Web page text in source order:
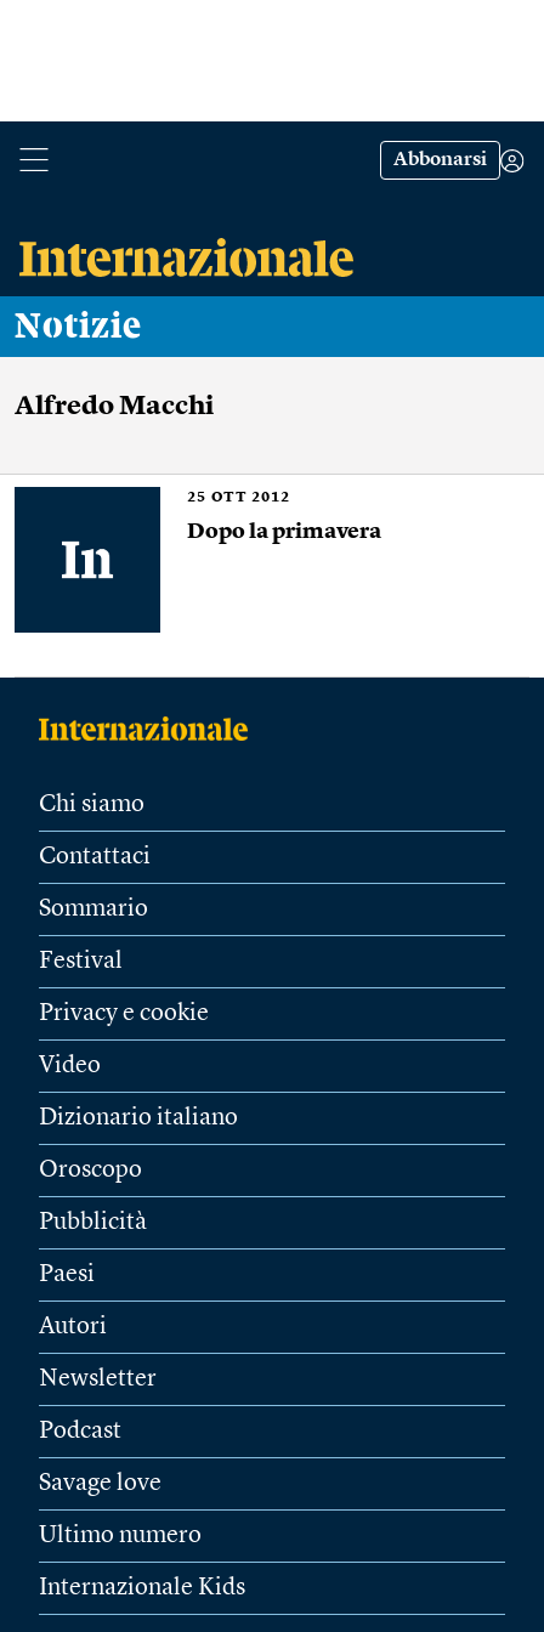
Abbonarsi
Notizie
Alfredo Macchi
25 OTT 2012
Dopo la primavera
Chi siamo
Contattaci
Sommario
Festival
Privacy e cookie
Video
Dizionario italiano
Oroscopo
Pubblicità
Paesi
Autori
Newsletter
Podcast
Savage love
Ultimo numero
Internazionale Kids